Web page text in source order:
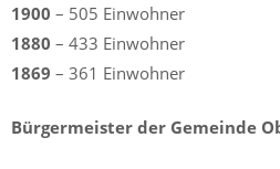
1900 – 505 Einwohner
1880 – 433 Einwohner
1869 – 361 Einwohner
Bürgermeister der Gemeinde